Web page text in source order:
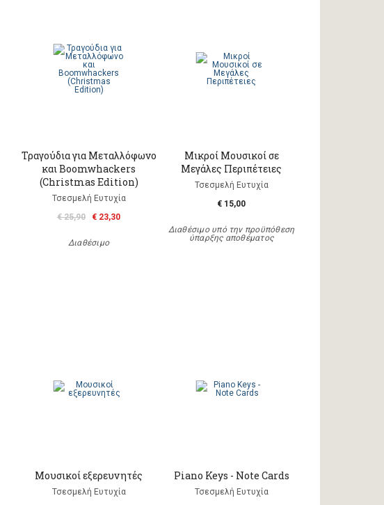
Τραγούδια για Μεταλλόφωνο
και Boomwhackers
(Christmas Edition)
Τσεσμελή Ευτυχία
€ 25,90
€ 23,30
Διαθέσιμο
Μικροί Μουσικοί σε
Μεγάλες Περιπέτειες
Τσεσμελή Ευτυχία
€ 15,00
Διαθέσιμο υπό την προϋπόθεση
ύπαρξης αποθέματος
Μουσικοί εξερευνητές
Τσεσμελή Ευτυχία
Piano Keys - Note Cards
Τσεσμελή Ευτυχία